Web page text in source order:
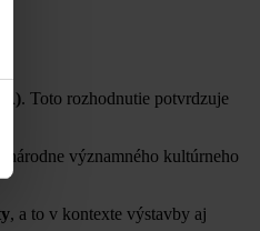
. Toto rozhodnutie potvrdzuje
významného kultúrneho
, a to v kontexte výstavby aj